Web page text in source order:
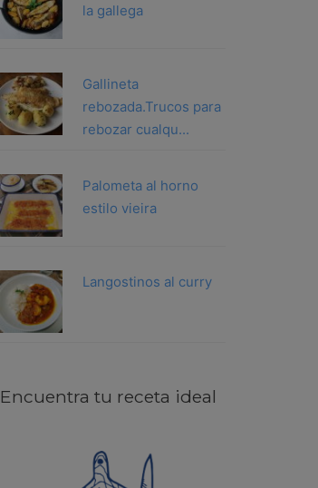
la gallega
Gallineta
rebozada.Trucos para
rebozar cualqu...
Palometa al horno
estilo vieira
Langostinos al curry
Encuentra tu receta ideal